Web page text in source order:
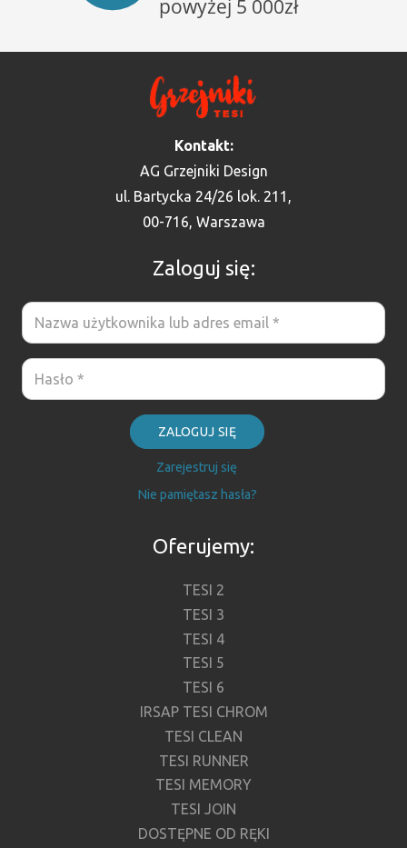
Kontakt:
AG Grzejniki Design
ul. Bartycka 24/26 lok. 211,
00-716, Warszawa
Zaloguj się:
ZALOGUJ SIĘ
Zarejestruj się
Nie pamiętasz hasła?
Oferujemy:
TESI 2
TESI 3
TESI 4
TESI 5
TESI 6
IRSAP TESI CHROM
TESI CLEAN
TESI RUNNER
TESI MEMORY
TESI JOIN
DOSTĘPNE OD RĘKI